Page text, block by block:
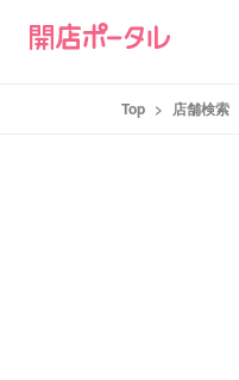
Top > 店舗検索